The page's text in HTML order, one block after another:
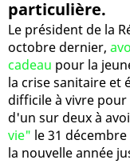
particulière.
Le président de la
octobre dernier,
cadeau pour la
la crise sanitaire et
difficile à vivre pour
d'un sur deux à
vie" le 31
la nouvelle année